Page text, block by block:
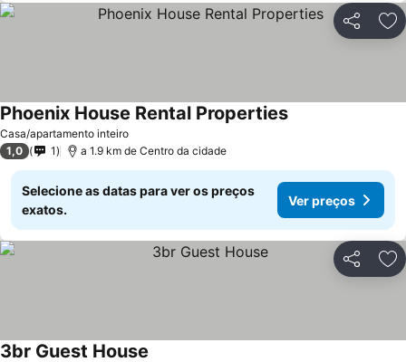
Partilhar
Casa/apartamento inteiro
Phoenix House Rental PropertiesVer preços
1,0 1 a 1.9 km de Centro da cidade
Selecione as datas para ver os preços
exatos.
Ver preços
Partilhar
3br Guest House